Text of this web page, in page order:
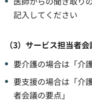
記入してください
（3）サービス担当者
要介護の場合は「介
要支援の場合は「介
者会議の要点」